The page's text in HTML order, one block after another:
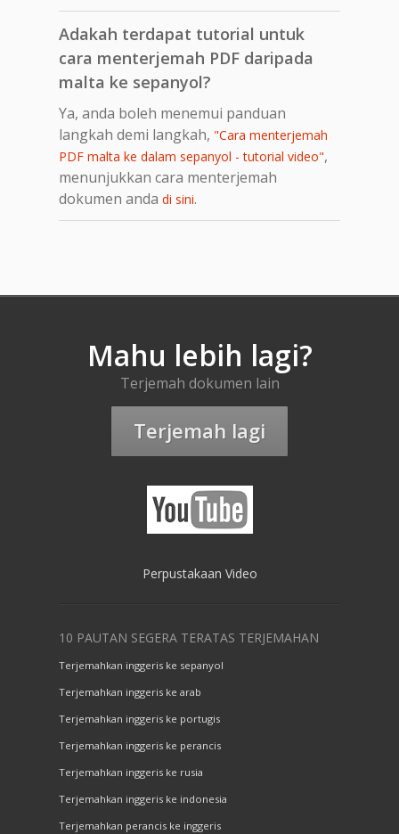
Adakah terdapat tutorial untuk
cara menterjemah PDF daripada
malta ke sepanyol?
Ya, anda boleh menemui panduan
langkah demi langkah, "Cara menterjemah
PDF malta ke dalam sepanyol - tutorial video",
menunjukkan cara menterjemah
dokumen anda di sini.
Mahu lebih lagi?
Terjemah dokumen lain
Terjemah lagi
Perpustakaan Video
10 PAUTAN SEGERA TERATAS TERJEMAHAN
Terjemahkan inggeris ke sepanyol
Terjemahkan inggeris ke arab
Terjemahkan inggeris ke portugis
Terjemahkan inggeris ke perancis
Terjemahkan inggeris ke rusia
Terjemahkan inggeris ke indonesia
Terjemahkan perancis ke inggeris